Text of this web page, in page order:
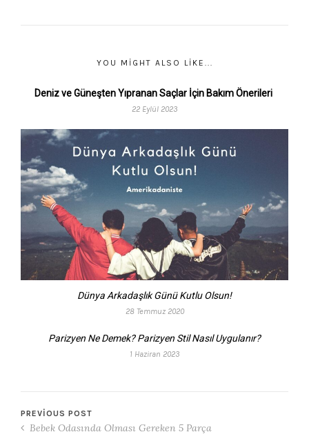
YOU MIGHT ALSO LIKE...
Deniz ve Güneşten Yıpranan Saçlar İçin Bakım Önerileri
22 Eylül 2023
Dünya Arkadaşlık Günü Kutlu Olsun!
28 Temmuz 2020
Parizyen Ne Demek? Parizyen Stil Nasıl Uygulanır?
1 Haziran 2023
PREVIOUS POST
Bebek Odasında Olması Gereken 5 Parça